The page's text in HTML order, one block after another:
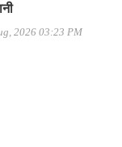
2026 03:23 PM